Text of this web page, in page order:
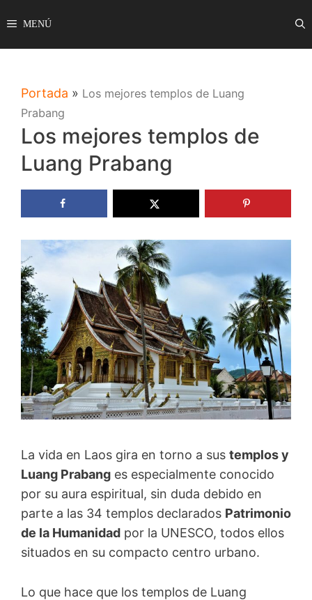
al
contenido
MENÚ
Portada » Los mejores templos de Luang
Prabang
Los mejores templos de
Luang Prabang
La vida en Laos gira en torno a sus templos y
Luang Prabang es especialmente conocido
por su aura espiritual, sin duda debido en
parte a las 34 templos declarados Patrimonio
de la Humanidad por la UNESCO, todos ellos
situados en su compacto centro urbano.
Lo que hace que los templos de Luang